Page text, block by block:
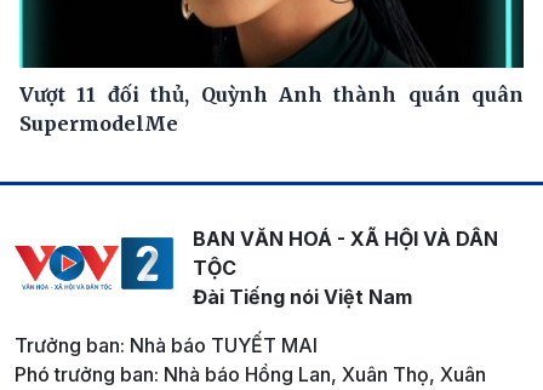
Vượt 11 đối thủ, Quỳnh Anh thành quán quân
SupermodelMe
BAN VĂN HOÁ - XÃ HỘI VÀ DÂN
TỘC
Đài Tiếng nói Việt Nam
Trưởng ban: Nhà báo TUYẾT MAI
Phó trưởng ban: Nhà báo Hồng Lan, Xuân Thọ, Xuân